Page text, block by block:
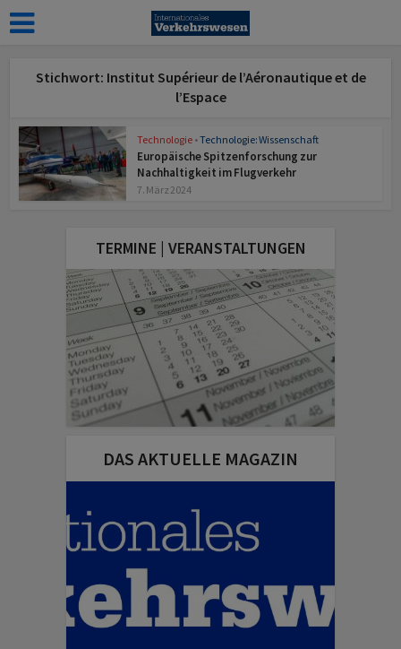
Stichwort: Institut Supérieur de l’Aéronautique et de
l’Espace
Technologie •Technologie: Wissenschaft
Europäische Spitzenforschung zur
Nachhaltigkeit im Flugverkehr
7. März 2024
TERMINE | VERANSTALTUNGEN
DAS AKTUELLE MAGAZIN